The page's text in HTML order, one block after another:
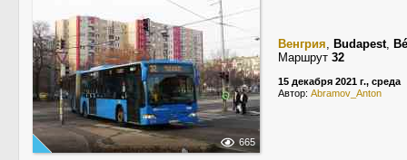
665
Венгрия, Budapest,
Маршрут 32
15 декабря 2021 г., среда
Автор: Abramov_Anton